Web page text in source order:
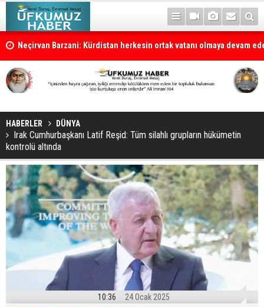
Neçirvan Barzani: Kürdistan herkesin ortak vatanı olmaya devam
HABERLER DÜNYA
Irak Cumhurbaşkanı Latif Reşid: Tüm silahlı grupların hükümetin
kontrolü altında
10:36 24 Ocak 2025